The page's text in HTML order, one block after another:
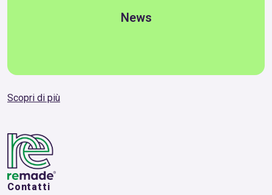
News
Scopri di più
Contatti